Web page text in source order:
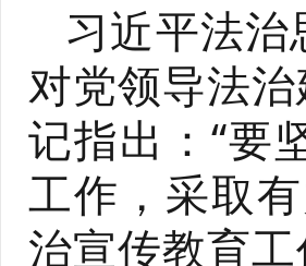
习近平法
对党领导法
记指出：“要
工作，采取
治宣传教育